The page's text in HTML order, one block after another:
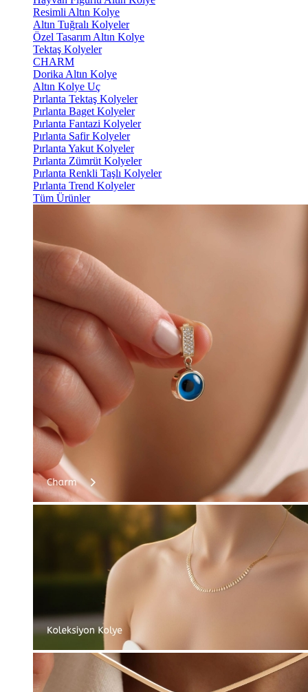
Resimli Altın Kolye
Altın Tuğralı Kolyeler
Özel Tasarım Altın Kolye
Tektaş Kolyeler
CHARM
Dorika Altın Kolye
Altın Kolye Uç
Pırlanta Tektaş Kolyeler
Pırlanta Baget Kolyeler
Pırlanta Fantazi Kolyeler
Pırlanta Safir Kolyeler
Pırlanta Yakut Kolyeler
Pırlanta Zümrüt Kolyeler
Pırlanta Renkli Taşlı Kolyeler
Pırlanta Trend Kolyeler
Tüm Ürünler